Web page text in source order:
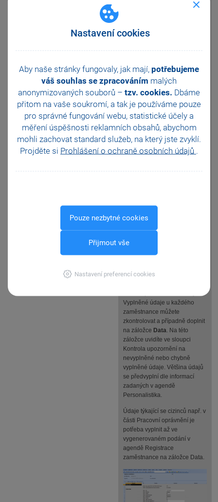
Nastavení cookies
Aby naše stránky fungovaly, jak mají, potřebujeme
váš souhlas se zpracováním malých
anonymizovaných souborů – tzv. cookies. Dbáme
přitom na vaše soukromí, a tak je používáme pouze
pro správné fungování webu, statistické účely a
měření úspěšnosti reklamních obsahů, abychom
mohli zachovat standard služeb, na který jste zvyklí.
Projděte si Prohlášení o ochraně osobních údajů .
Pouze nezbytné cookies
Přijmout vše
Nastavení preferencí cookies
zaměstnanců k již dříve
přidávat další zaměstnance. V
poli Vytvořit pro zvolte, zda
požadujete vystavit podání
pouze pro jednoho
zaměstnance, na kterém je
umístěn kurzor, nebo pro
všechny vybrané zaměstnance.
Po dokončení průvodce se
otevře agenda
vygenerovaným podáním, které
otevřete klávesou Enter,
povelu Otevřít registrace z
Vyplněné údaje u každého
zaměstnance můžete
zkontrolovat a případně doplnit
na záložce Data. Na této
záložce uvidíte ve sloupci
Kontrola upozornění na
nevyplněné nebo chybně
vyplněné údaje. Většina údajů
se předvyplní dle informací
zadaných v agendě
Personalistika.
Údaje týkající se cizinců např. v
části Pracovní oprávnění je
potřeba vyplnit až ve
vygenerovaném podání v
agendě Registrace
zaměstnance na záložce Data.